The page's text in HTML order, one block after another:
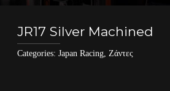
JR17 Silver Machined
Categories:Japan Racing,Ζάντες